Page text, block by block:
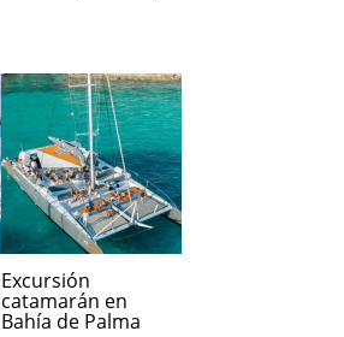
Excursión
catamarán en
Bahía de Palma